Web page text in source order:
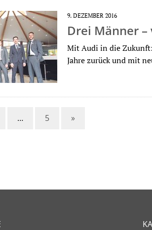
9. DEZEMBER 2016
Drei Männer –
Mit Audi in die
Jahre zurück und mit
… 5 »